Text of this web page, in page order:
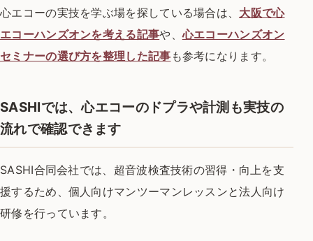
心エコーの実技を学ぶ場を探している場合は、 大阪で心
エコーハンズオンを考える記事や、心エコーハンズオン
セミナーの選び方を整理した記事 も参考になります。
SASHIでは、心エコーのドプラや計測も実技の
流れで確認できます
SASHI合同会社では、超音波検査技術の習得・向上を支
援するため、個人向けマンツーマンレッスンと法人向け
研修を行っています。